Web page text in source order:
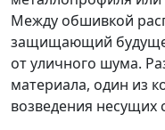
Между обшивкой
защищающий
от уличного шума.
материала, один из
возведения несущих